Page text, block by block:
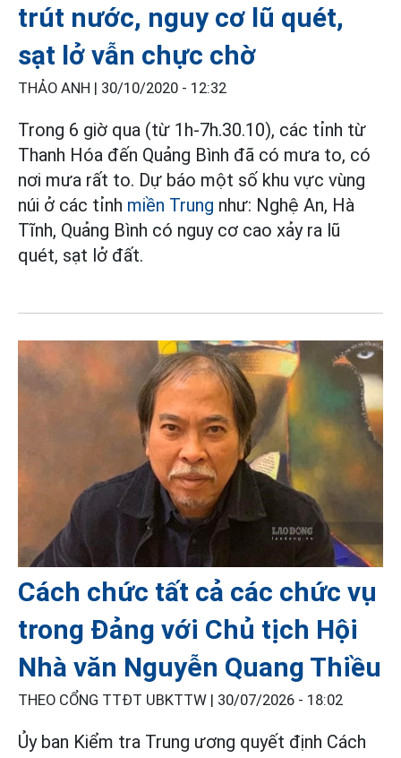
trút nước, nguy cơ lũ quét,
sạt lở vẫn chực chờ
THẢO ANH | 30/10/2020 - 12:32
Trong 6 giờ qua (từ 1h-7h.30.10), các tỉnh từ
Thanh Hóa đến Quảng Bình đã có mưa to, có
nơi mưa rất to. Dự báo một số khu vực vùng
núi ở các tỉnh miền Trung như: Nghệ An, Hà
Tĩnh, Quảng Bình có nguy cơ cao xảy ra lũ
quét, sạt lở đất.
Cách chức tất cả các chức vụ
trong Đảng với Chủ tịch Hội
Nhà văn Nguyễn Quang Thiều
THEO CỔNG TTĐT UBKTTW | 30/07/2026 - 18:02
Ủy ban Kiểm tra Trung ương quyết định Cách